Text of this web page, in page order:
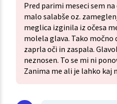
Pred parimi meseci sem
malo salabše oz.
meglica izginila iz očesa
molela glava. Tako močno
zaprla oči in zaspala.
neznosen. To se mi ni
Zanima me ali je lahko kaj